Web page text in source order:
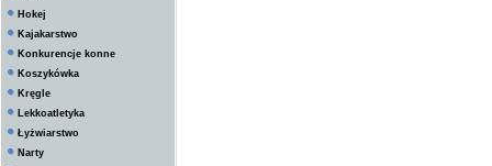
Hokej
Kajakarstwo
Konkurencje konne
Koszykówka
Kręgle
Lekkoatletyka
Łyżwiarstwo
Narty